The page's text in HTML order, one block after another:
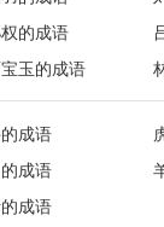
的成语
玉的成语
成语
成语
成语